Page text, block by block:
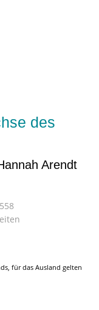
des
Arendt
für das Ausland gelten